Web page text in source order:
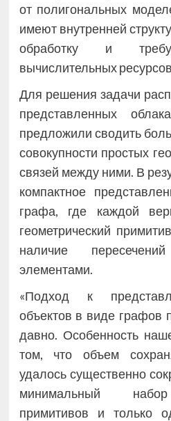
от полигональных
имеют внутренней
обработку и
вычислительных
Для решения задачи
представленных
предложили сводить
совокупности простых
связей между ними. В
компактное
графа, где каждой
геометрический
наличие
элементами.
«Подход к
объектов в виде графов
давно. Особенность
том, что объем
удалось существенно
минимальный набор
примитивов и только